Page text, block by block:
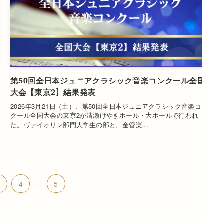
第50回全日本ジュニアクラシック音楽コンクール全
大会【東京2】結果発表
2026年3月21日（土）、第50回全日本ジュニアクラシック音楽
クール全国大会の東京2が清瀬けやきホール・大ホールで行われ
た。ヴァイオリン部門大学生の部と、金管楽...
4 ... 5